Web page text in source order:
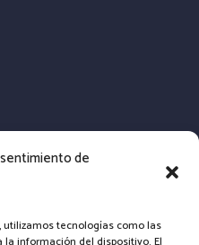
de
utilizamos tecnologías como las